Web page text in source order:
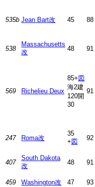
535b Jean Bart改 45 88
538
Massachusetts
改
48 91
569 Richelieu Deux
85+ 図
海2建
120開
30
91
247 Roma改
35
+ 図 92
407
South Dakota
改
48 91
459 Washington改 47 93